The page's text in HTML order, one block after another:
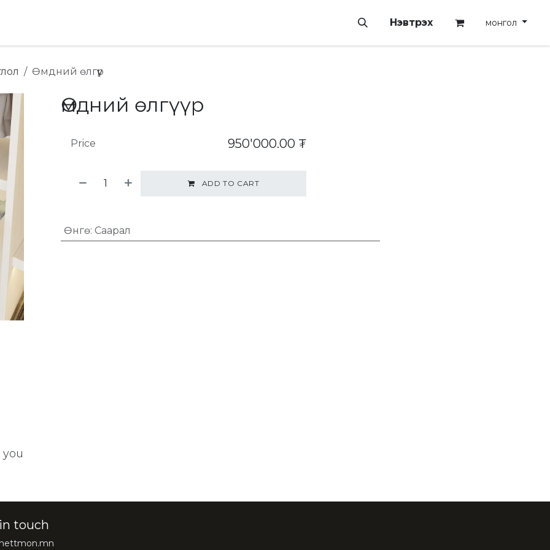
Нэвтрэх монгол
Өмдний өлгүүр
Өмдний өлгүүр
ADD TO CART
Price 950'000.00 ₮
Өнгө: Саарал
touch